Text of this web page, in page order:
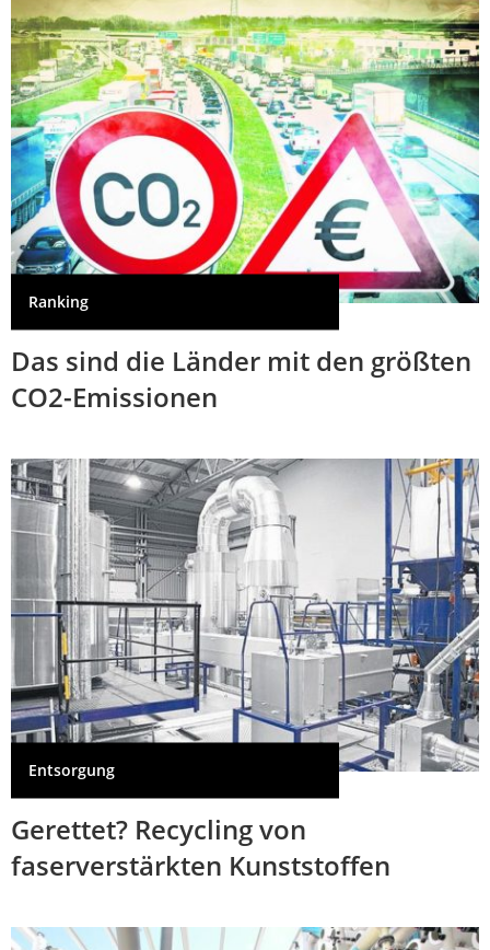
Ranking
Das sind die Länder mit den größten
CO2-Emissionen
Entsorgung
Gerettet? Recycling von
faserverstärkten Kunststoffen